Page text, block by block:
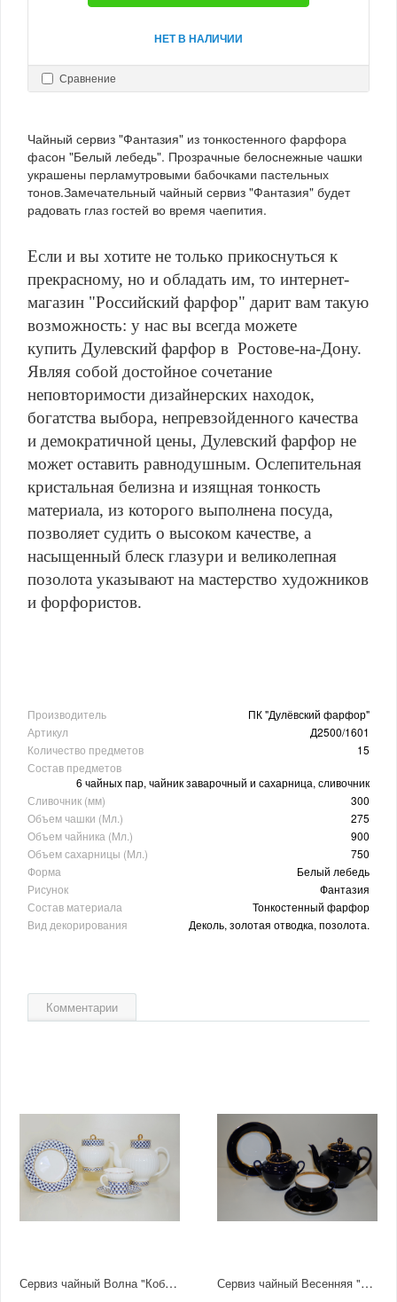
НЕТ В НАЛИЧИИ
Сравнение
Чайный сервиз "Фантазия" из тонкостенного фарфора
фасон "Белый лебедь". Прозрачные белоснежные чашки
украшены перламутровыми бабочками пастельных
тонов.Замечательный чайный сервиз "Фантазия" будет
радовать глаз гостей во время чаепития.
Если и вы хотите не только прикоснуться к
прекрасному, но и обладать им, то интернет-
магазин "Российский фарфор" дарит вам такую
возможность: у нас вы всегда можете
купить Дулевский фарфор в Ростове-на-Дону.
Являя собой достойное сочетание
неповторимости дизайнерских находок,
богатства выбора, непревзойденного качества
и демократичной цены, Дулевский фарфор не
может оставить равнодушным. Ослепительная
кристальная белизна и изящная тонкость
материала, из которого выполнена посуда,
позволяет судить о высоком качестве, а
насыщенный блеск глазури и великолепная
позолота указывают на мастерство художников
и форфористов.
Производитель
ПК "Дулёвский фарфор"
Артикул
Д2500/1601
Количество предметов
15
Состав предметов
6 чайных пар, чайник заварочный и сахарница, сливочник
Сливочник (мм)
300
Объем чашки (Мл.)
275
Объем чайника (Мл.)
900
Объем сахарницы (Мл.)
750
Форма
Белый лебедь
Рисунок
Фантазия
Состав материала
Тонкостенный фарфор
Вид декорирования
Деколь, золотая отводка, позолота.
Комментарии
Сервиз чайный Волна "Кобальтовая сетка" 6/20 Сервиз чайный Весенняя "Ночь" 6/20